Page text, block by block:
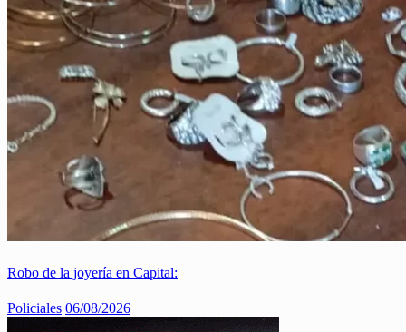
Robo de la joyería en Capital:
Policiales 06/08/2026